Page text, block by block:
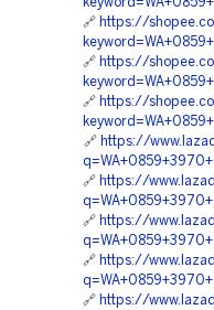
🔗 https://
🔗 https://
🔗 https://
🔗 https://
🔗 https://
🔗 https://
🔗 https://
🔗 https://